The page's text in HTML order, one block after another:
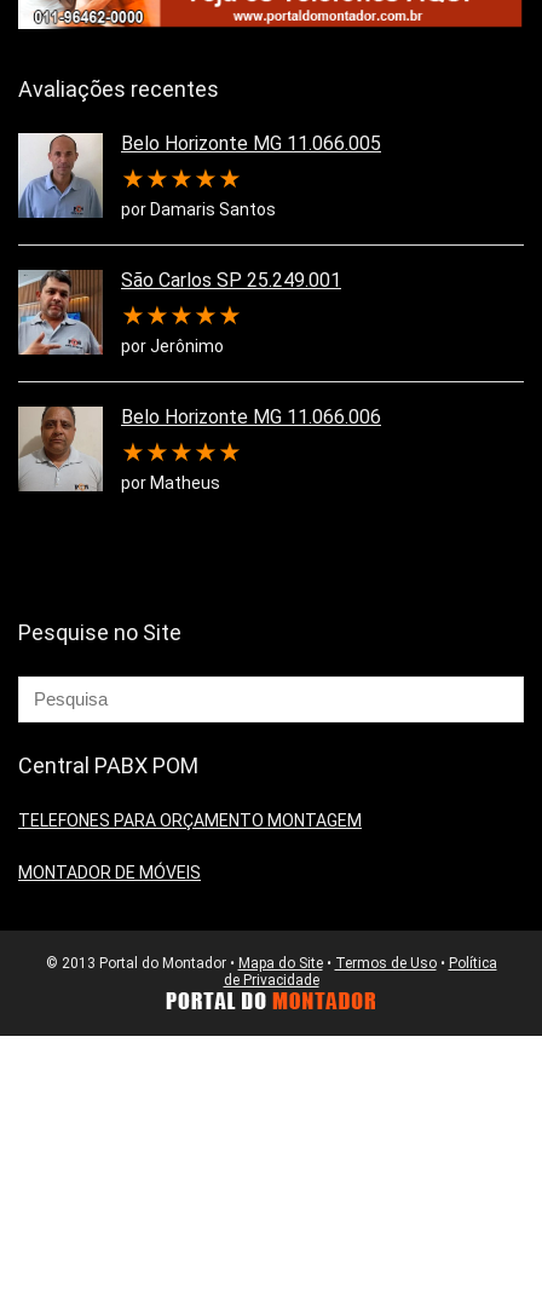
Avaliações recentes
Belo Horizonte MG 11.066.005
★★★★★
por Damaris Santos
São Carlos SP 25.249.001
★★★★★
por Jerônimo
Belo Horizonte MG 11.066.006
★★★★★
por Matheus
Pesquise no Site
Central PABX POM
TELEFONES PARA ORÇAMENTO MONTAGEM
MONTADOR DE MÓVEIS
© 2013 Portal do Montador • Mapa do Site• Termos de Uso• Política
de Privacidade